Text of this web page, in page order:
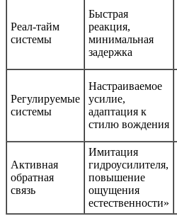
Реал-тайм
системы
Быстрая
реакция,
минимальная
задержка
Регулируемые
системы
Настраиваемое
усилие,
адаптация к
стилю вождения
Активная
обратная
связь
Имитация
гидроусилителя,
повышение
ощущения
естественности»